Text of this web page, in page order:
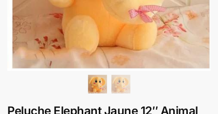
Peluche Elephant Jaune 12″ Animal